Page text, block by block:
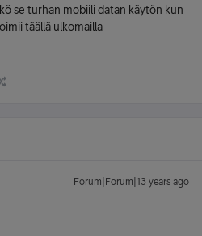
se turhan mobiili datan käytön kun
täällä ulkomailla
Forum|Forum|13 years ago